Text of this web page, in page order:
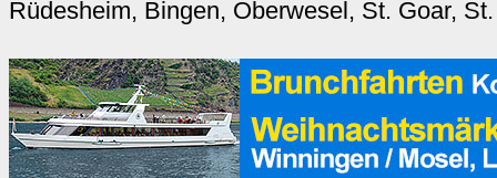
Rüdesheim, Bingen, Oberwesel, St. Goar,